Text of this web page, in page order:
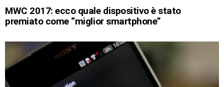
MWC 2017: ecco quale dispositivo è stato
premiato come “miglior smartphone”